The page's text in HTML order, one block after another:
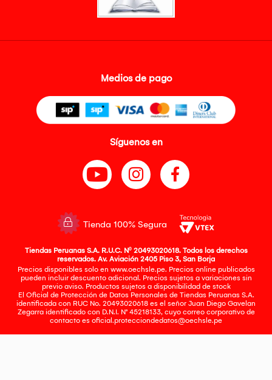
Medios de pago
Síguenos en
Tienda 100% Segura
Tiendas Peruanas S.A. R.U.C. Nº 20493020618. Todos los derechos
reservados. Av. Aviación 2405 Piso 3, San Borja
Precios disponibles solo en www.oechsle.pe. Precios online publicados
pueden incluir descuento adicional. Precios sujetos a variaciones sin
previo aviso. Productos sujetos a disponibilidad de stock
El Oficial de Protección de Datos Personales de Tiendas Peruanas S.A.
identificada con RUC No. 20493020618 es el señor Juan Diego Gavelan
Zegarra identificado con D.N.I. N° 45218133, cuyo correo corporativo de
contacto es oficial.protecciondedatos@oechsle.pe